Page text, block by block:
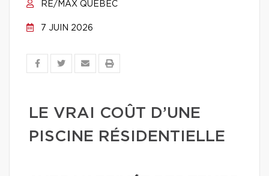
RE/MAX QUÉBEC
7 JUIN 2026
LE VRAI COÛT D’UNE
PISCINE RÉSIDENTIELLE